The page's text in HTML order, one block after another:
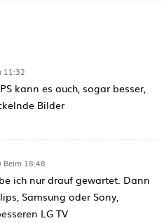
11:32
kann es auch, sogar besser,
Bilder
Beim 18:48
ich nur drauf gewartet. Dann
Samsung oder Sony,
LG TV